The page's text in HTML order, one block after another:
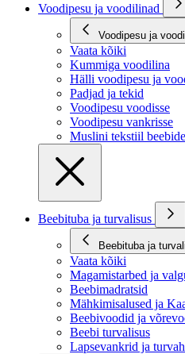
Voodipesu ja voodilinad
Voodipesu ja
Vaata kõiki
Kummiga voodilina
Hälli voodipesu ja
Padjad ja tekid
Voodipesu voodisse
Voodipesu vankrisse
Muslini tekstiil
Beebituba ja turvalisus
Beebituba ja
Vaata kõiki
Magamistarbed ja
Beebimadratsid
Mähkimisalused ja
Beebivoodid ja
Beebi turvalisus
Lapsevankrid ja